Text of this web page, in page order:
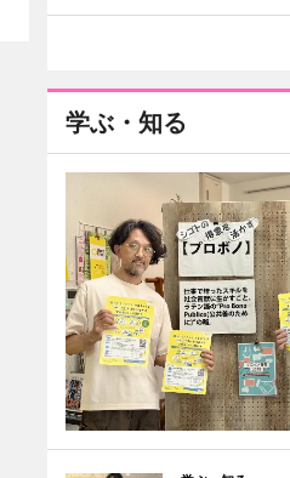
学ぶ・知る